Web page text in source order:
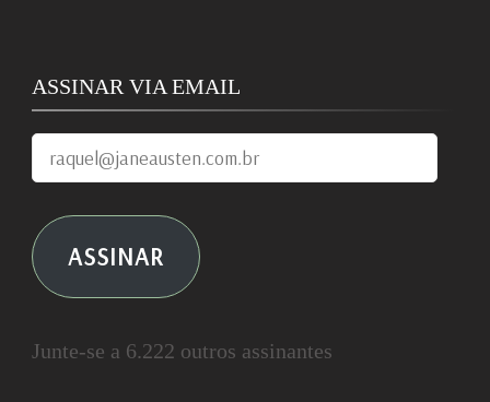
ASSINAR VIA EMAIL
raquel@janeausten.com.br
ASSINAR
Junte-se a 6.222 outros assinantes